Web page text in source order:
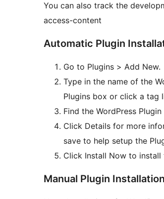
You can also track the
access-content
Automatic Plugin
Go to Plugins > Add New.
Type in the name of the
Plugins box or click a tag
Find the WordPress
Click Details for more
save to help setup the
Click Install Now to install
Manual Plugin Installation